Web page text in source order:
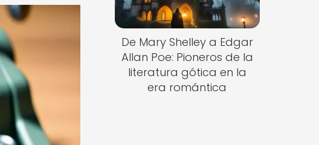
De Mary Shelley a Edgar
Allan Poe: Pioneros de la
literatura gótica en la
era romántica